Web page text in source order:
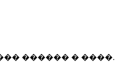
������ � ����.